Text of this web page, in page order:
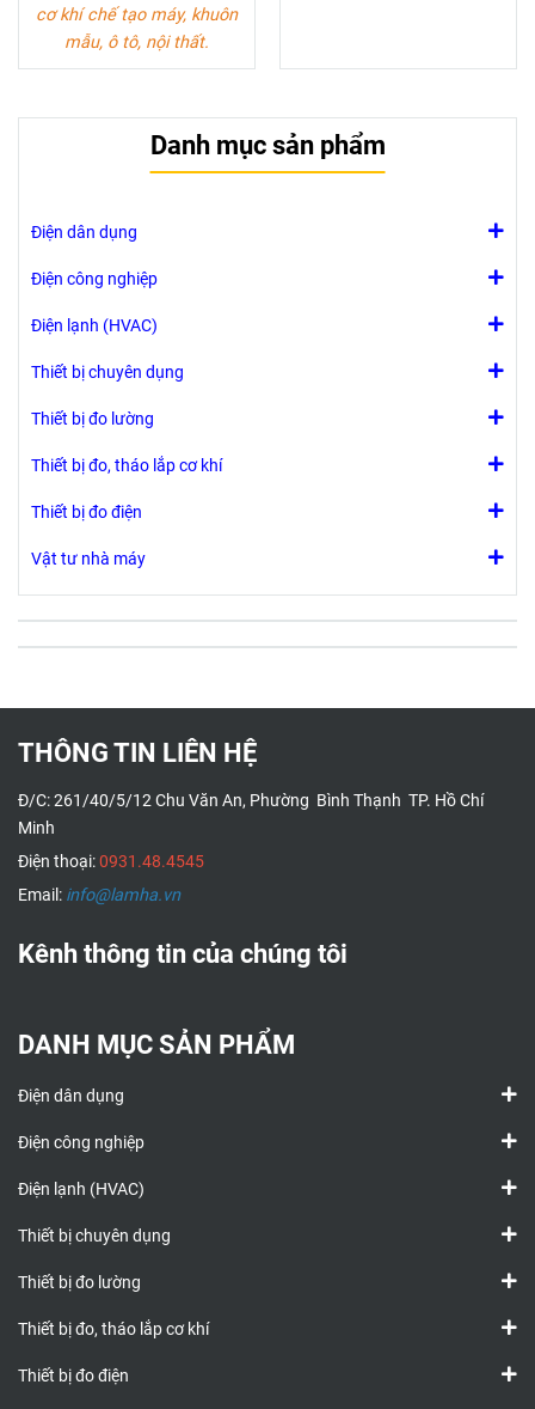
cơ khí chế tạo máy, khuôn
mẫu, ô tô, nội thất.
Danh mục sản phẩm
Điện dân dụng
Điện công nghiệp
Điện lạnh (HVAC)
Thiết bị chuyên dụng
Thiết bị đo lường
Thiết bị đo, tháo lắp cơ khí
Thiết bị đo điện
Vật tư nhà máy
THÔNG TIN LIÊN HỆ
Đ/C: 261/40/5/12 Chu Văn An, Phường Bình Thạnh TP. Hồ Chí
Minh
Điện thoại:0931.48.4545
Email: info@lamha.vn
Kênh thông tin của chúng tôi
DANH MỤC SẢN PHẨM
Điện dân dụng
Điện công nghiệp
Điện lạnh (HVAC)
Thiết bị chuyên dụng
Thiết bị đo lường
Thiết bị đo, tháo lắp cơ khí
Thiết bị đo điện